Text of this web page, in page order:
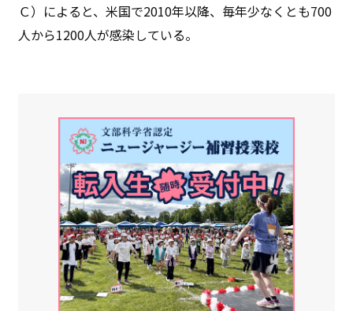
Ｃ）によると、米国で2010年以降、毎年少なくとも700
人から1200人が感染している。